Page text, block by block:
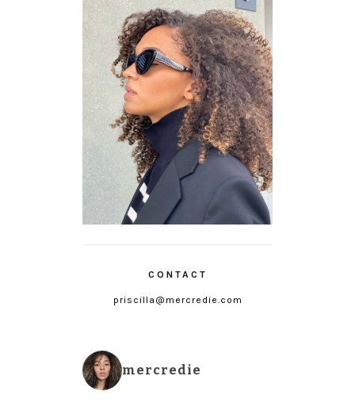
CONTACT
priscilla@mercredie.com
mercredie